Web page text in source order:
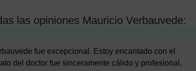
las opiniones Mauricio Verbauvede:
en rinoplastia ha sido simplemente excepcional.
que también me hizo sentir completamente